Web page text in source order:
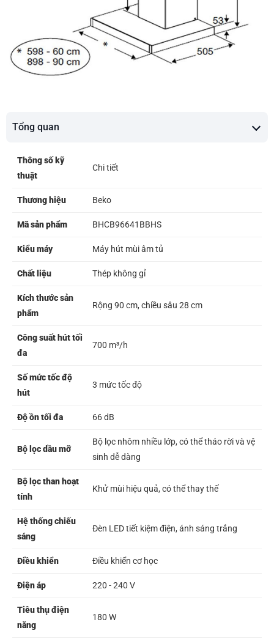
Tổng quan
Thông số kỹ
thuật
Chi tiết
Thương hiệu Beko
Mã sản phẩm BHCB96641BBHS
Kiểu máy Máy hút mùi âm tủ
Chất liệu Thép không gỉ
Kích thước sản
phẩm
Rộng 90 cm, chiều sâu 28 cm
Công suất hút tối
đa
700 m³/h
Số mức tốc độ
hút
3 mức tốc độ
Độ ồn tối đa 66 dB
Bộ lọc dầu mỡ
Bộ lọc nhôm nhiều lớp, có thể tháo rời và vệ
sinh dễ dàng
Bộ lọc than hoạt
tính
Khử mùi hiệu quả, có thể thay thế
Hệ thống chiếu
sáng
Đèn LED tiết kiệm điện, ánh sáng trắng
Điều khiển Điều khiển cơ học
Điện áp 220 - 240 V
Tiêu thụ điện
năng
180 W